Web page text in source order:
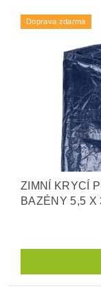
Doprava zdarma
ZIMNÍ KRYCÍ
BAZÉNY 5,5 X